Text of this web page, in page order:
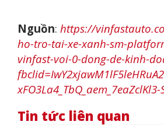
Nguồn: https://
ho-tro-tai-xe-xanh-sm-
vinfast-voi-0-dong-de-kinh-
Tin tức liên quan